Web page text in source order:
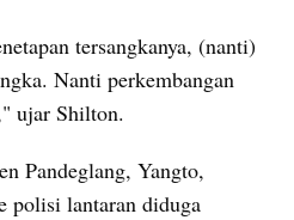
tersangkanya, (nanti)
Nanti perkembangan
ujar Shilton.
Pandeglang, Yangto,
polisi lantaran diduga